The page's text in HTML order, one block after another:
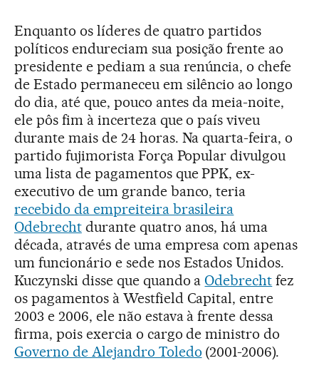
Enquanto os líderes de quatro partidos
políticos endureciam sua posição frente ao
presidente e pediam a sua renúncia, o chefe
de Estado permaneceu em silêncio ao longo
do dia, até que, pouco antes da meia-noite,
ele pôs fim à incerteza que o país viveu
durante mais de 24 horas. Na quarta-feira, o
partido fujimorista Força Popular divulgou
uma lista de pagamentos que PPK, ex-
executivo de um grande banco, teria
recebido da empreiteira brasileira
Odebrechtdurante quatro anos, há uma
década, através de uma empresa com apenas
um funcionário e sede nos Estados Unidos.
Kuczynski disse que quando a Odebrecht fez
os pagamentos à Westfield Capital, entre
2003 e 2006, ele não estava à frente dessa
firma, pois exercia o cargo de ministro do
Governo de Alejandro Toledo (2001-2006).